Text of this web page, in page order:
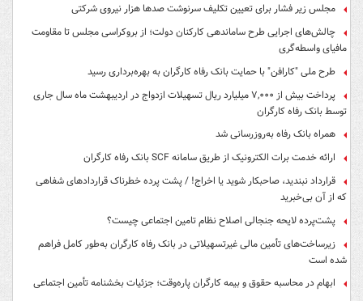
مجلس زیر فشار برای تعیین تکلیف سرنوشت صدها هزار نیروی شرکتی
چالش‌های اجرایی طرح ساماندهی کارکنان دولت؛ از بروکراسی مجلس تا مقاومت
مافیای واسطه‌گری
طرح ملی "کارافن" با حمایت بانک رفاه کارگران به بهره‌برداری رسید
پرداخت بیش از ۷,۰۰۰ میلیارد ریال تسهیلات ازدواج در اردیبهشت ماه سال جاری
توسط بانک رفاه کارگران
همراه بانک رفاه به‌روزرسانی شد
ارائه خدمت برات الکترونیک از طریق سامانه SCF بانک رفاه کارگران
قرارداد نبندید، صاحبکار شوید یا اخراج! / پشت پرده خطرناک قراردادهای شفاهی
که از آن بی‌خبرید
پشت‌پرده لایحه جنجالی اصلاح نظام تامین اجتماعی چیست؟
زیرساخت‌های تأمین مالی غیرتسهیلاتی در بانک رفاه کارگران به‌طور کامل فراهم
شده است
ابهام در محاسبه حقوق و بیمه کارگران پاره‌وقت؛ جزئیات بخشنامه تأمین اجتماعی